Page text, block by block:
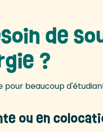
de
?
beaucoup
ou en